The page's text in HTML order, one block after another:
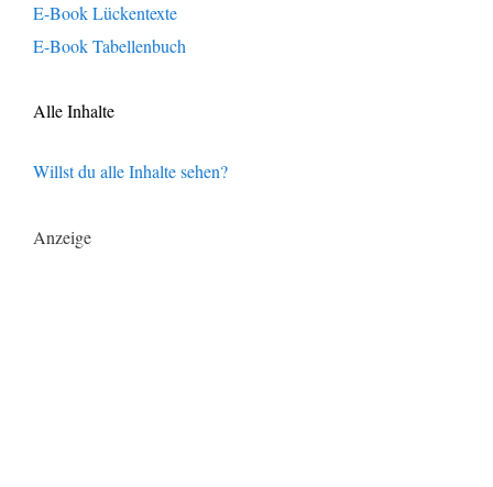
E-Book Lückentexte
E-Book Tabellenbuch
Alle Inhalte
Willst du alle Inhalte sehen?
Anzeige